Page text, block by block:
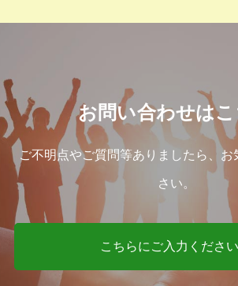
お問い合わせは
ご不明点やご質問等ありましたら、
さい。
こちらにご入力ください